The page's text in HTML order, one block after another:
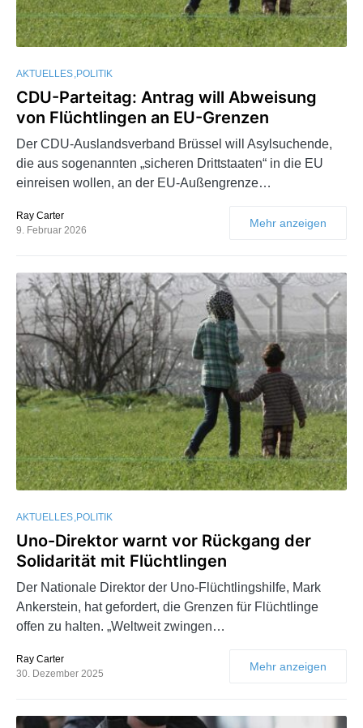
AKTUELLES POLITIK
CDU-Parteitag: Antrag will Abweisung
von Flüchtlingen an EU-Grenzen
Der CDU-Auslandsverband Brüssel will Asylsuchende,
die aus sogenannten „sicheren Drittstaaten“ in die EU
einreisen wollen, an der EU-Außengrenze…
Ray Carter
9. Februar 2026
Mehr anzeigen
AKTUELLES POLITIK
Uno-Direktor warnt vor Rückgang der
Solidarität mit Flüchtlingen
Der Nationale Direktor der Uno-Flüchtlingshilfe, Mark
Ankerstein, hat gefordert, die Grenzen für Flüchtlinge
offen zu halten. „Weltweit zwingen…
Ray Carter
30. Dezember 2025
Mehr anzeigen